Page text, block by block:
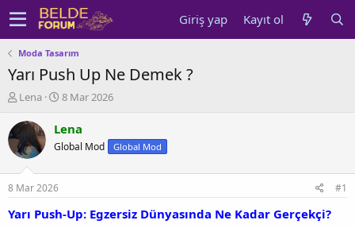
Giriş yap Kayıt ol
Moda Tasarım
Yarı Push Up Ne Demek ?
K
n
u
y
b
a
ş
Lena
B
ş
l
a
ç
8 Mar 2026
Lena
Global Mod Global Mod
8 Mar 2026 #1
Yarı Push-Up: Egzersiz Dünyasında Ne Kadar Gerçekçi?